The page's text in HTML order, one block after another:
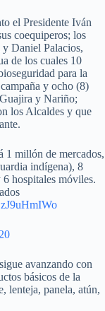
el Presidente Iván
coequiperos; los
Daniel Palacios,
de los cuales 10
para la
y ocho (8)
y Nariño;
los Alcaldes y que
1 millón de mercados,
indígena), 8
hospitales móviles.
sigue avanzando con
básicos de la
lenteja, panela, atún,